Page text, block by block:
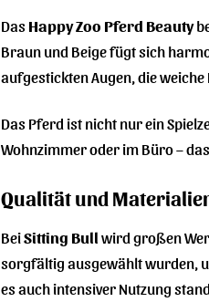
Das Happy Zoo Pferd Beauty
Braun und Beige fügt sich
aufgestickten Augen, die
Das Pferd ist nicht nur ein
Wohnzimmer oder im Büro – das
Qualität und
BeiSitting Bullwird großen
sorgfältig ausgewählt wurden,
es auch intensiver Nutzung